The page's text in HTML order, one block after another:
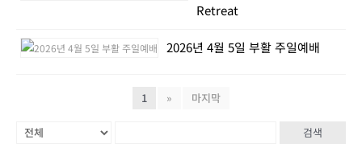
Retreat
2026년 4월 5일 부활 주일예배
1 » 마지막
검색